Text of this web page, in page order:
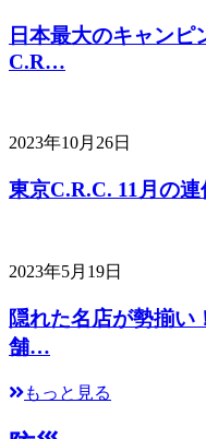
日本最大のキャン
C.R…
2023年10月26日
東京C.R.C. 11月の
2023年5月19日
隠れた名店が勢揃い
舗…
もっと見る